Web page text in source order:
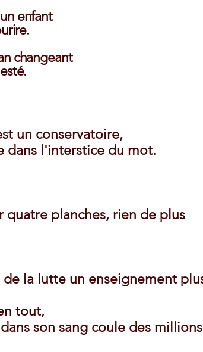
enfant
changeant
un conservatoire,
dans l'interstice du mot.
quatre planches, rien de plus
de la lutte un enseignement
tout,
son sang coule des